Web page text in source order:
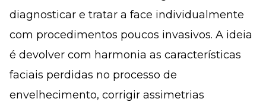
diagnosticar e tratar a face individualmente
com procedimentos poucos invasivos. A ideia
é devolver com harmonia as características
faciais perdidas no processo de
envelhecimento, corrigir assimetrias